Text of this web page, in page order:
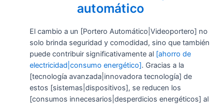
automático
El cambio a un [Portero Automático|Videoportero] no
solo brinda seguridad y comodidad, sino que también
puede contribuir significativamente al [ahorro de
electricidad|consumo energético]. Gracias a la
[tecnología avanzada|innovadora tecnología] de
estos [sistemas|dispositivos], se reducen los
[consumos innecesarios|desperdicios energéticos] al